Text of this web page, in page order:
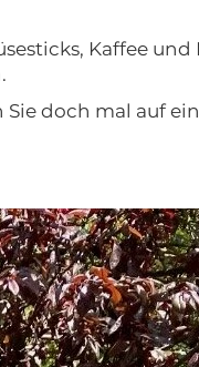
Kaffee
doch mal auf